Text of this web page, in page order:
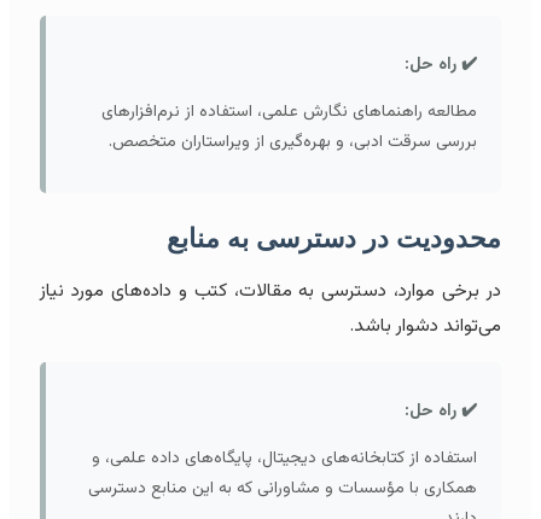
✔️ راه حل:
مطالعه راهنماهای نگارش علمی، استفاده از نرم‌افزارهای
بررسی سرقت ادبی، و بهره‌گیری از ویراستاران متخصص.
محدودیت در دسترسی به منابع
در برخی موارد، دسترسی به مقالات، کتب و داده‌های مورد نیاز
می‌تواند دشوار باشد.
✔️ راه حل:
استفاده از کتابخانه‌های دیجیتال، پایگاه‌های داده علمی، و
همکاری با مؤسسات و مشاورانی که به این منابع دسترسی